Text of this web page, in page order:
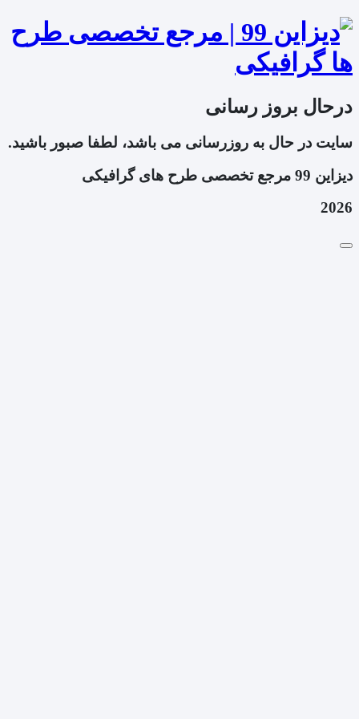
درحال بروز رسانی
سایت در حال به روزرسانی می باشد، لطفا صبور باشید.
دیزاین 99 مرجع تخصصی طرح های گرافیکی
2026